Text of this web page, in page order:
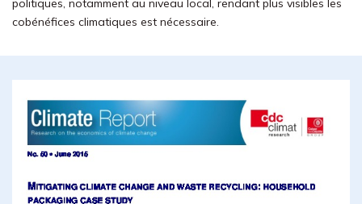
politiques, notamment au niveau local, rendant plus visibles les
cobénéfices climatiques est nécessaire.